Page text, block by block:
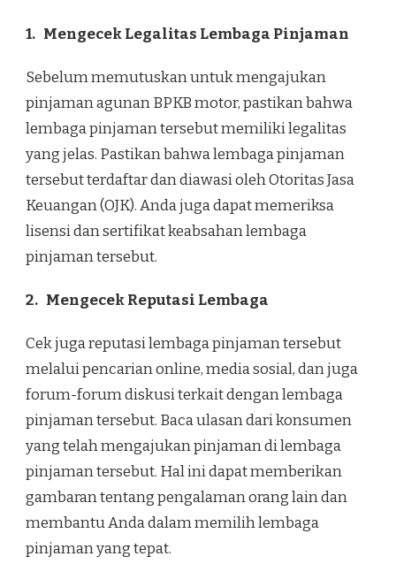
1. Mengecek Legalitas Lembaga Pinjaman
Sebelum memutuskan untuk mengajukan
pinjaman agunan BPKB motor, pastikan bahwa
lembaga pinjaman tersebut memiliki legalitas
yang jelas. Pastikan bahwa lembaga pinjaman
tersebut terdaftar dan diawasi oleh Otoritas Jasa
Keuangan (OJK). Anda juga dapat memeriksa
lisensi dan sertifikat keabsahan lembaga
pinjaman tersebut.
2. Mengecek Reputasi Lembaga
Cek juga reputasi lembaga pinjaman tersebut
melalui pencarian online, media sosial, dan juga
forum-forum diskusi terkait dengan lembaga
pinjaman tersebut. Baca ulasan dari konsumen
yang telah mengajukan pinjaman di lembaga
pinjaman tersebut. Hal ini dapat memberikan
gambaran tentang pengalaman orang lain dan
membantu Anda dalam memilih lembaga
pinjaman yang tepat.